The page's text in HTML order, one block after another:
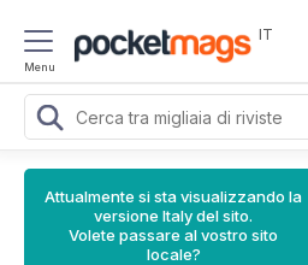
Menu
IT
Attualmente si sta visualizzando la
versione Italy del sito.
Volete passare al vostro sito
locale?